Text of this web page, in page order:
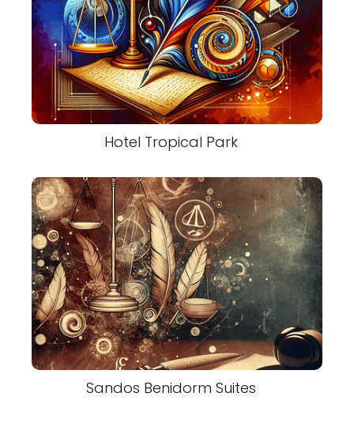
Hotel Tropical Park
Sandos Benidorm Suites